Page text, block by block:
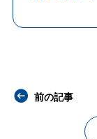
前の記事